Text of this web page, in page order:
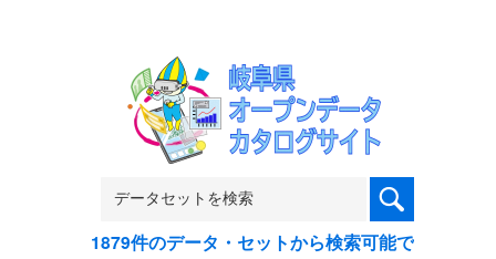
1879件のデータ・セットから検索可能で